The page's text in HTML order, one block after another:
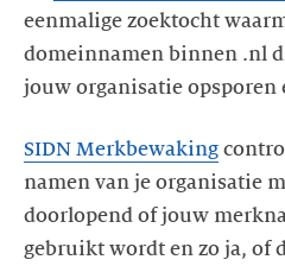
eenmalige zoektocht
domeinnamen binnen .nl
SIDN Merkbewaking
namen van je organisatie
doorlopend of jouw
gebruikt wordt en zo ja, of